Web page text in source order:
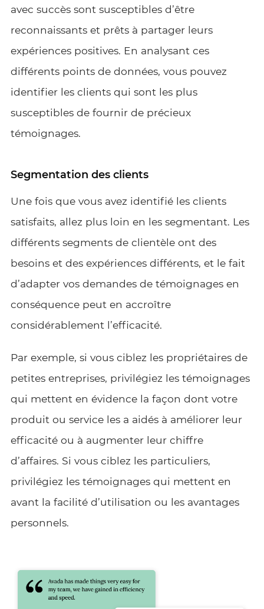
avec succès sont susceptibles d’être
reconnaissants et prêts à partager leurs
expériences positives. En analysant ces
différents points de données, vous pouvez
identifier les clients qui sont les plus
susceptibles de fournir de précieux
témoignages.
Segmentation des clients
Une fois que vous avez identifié les clients
satisfaits, allez plus loin en les segmentant. Les
différents segments de clientèle ont des
besoins et des expériences différents, et le fait
d’adapter vos demandes de témoignages en
conséquence peut en accroître
considérablement l’efficacité.
Par exemple, si vous ciblez les propriétaires de
petites entreprises, privilégiez les témoignages
qui mettent en évidence la façon dont votre
produit ou service les a aidés à améliorer leur
efficacité ou à augmenter leur chiffre
d’affaires. Si vous ciblez les particuliers,
privilégiez les témoignages qui mettent en
avant la facilité d’utilisation ou les avantages
personnels.